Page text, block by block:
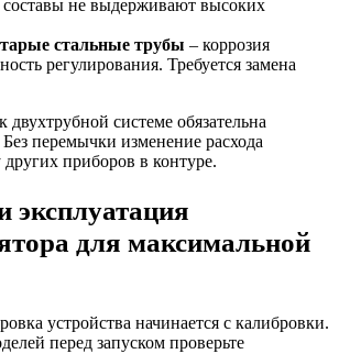
не выдерживают высоких
стальные трубы – коррозия
регулирования. Требуется замена
системе обязательна
перемычки изменение расхода
других приборов в контуре.
эксплуатация
для максимальной
устройства начинается с калибровки.
перед запуском проверьте